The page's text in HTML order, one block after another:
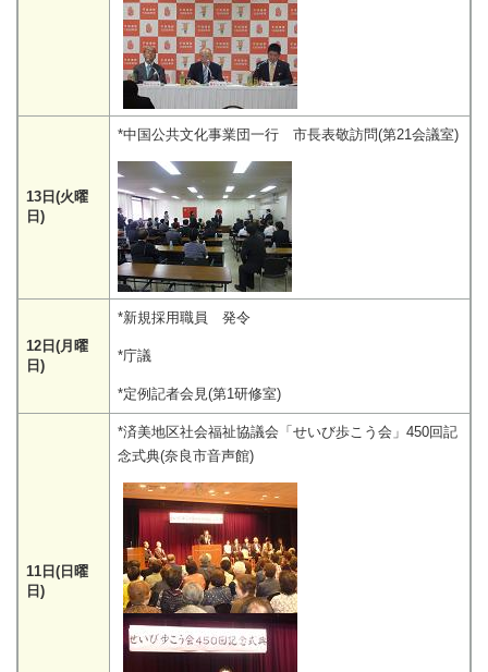
13日(火曜
日)
*中国公共文化事業団一行 市長表敬訪問(第21会議室)
12日(月曜
日)
*新規採用職員 発令
*庁議
*定例記者会見(第1研修室)
11日(日曜
日)
*済美地区社会福祉協議会「せいび歩こう会」450回記
念式典(奈良市音声館)